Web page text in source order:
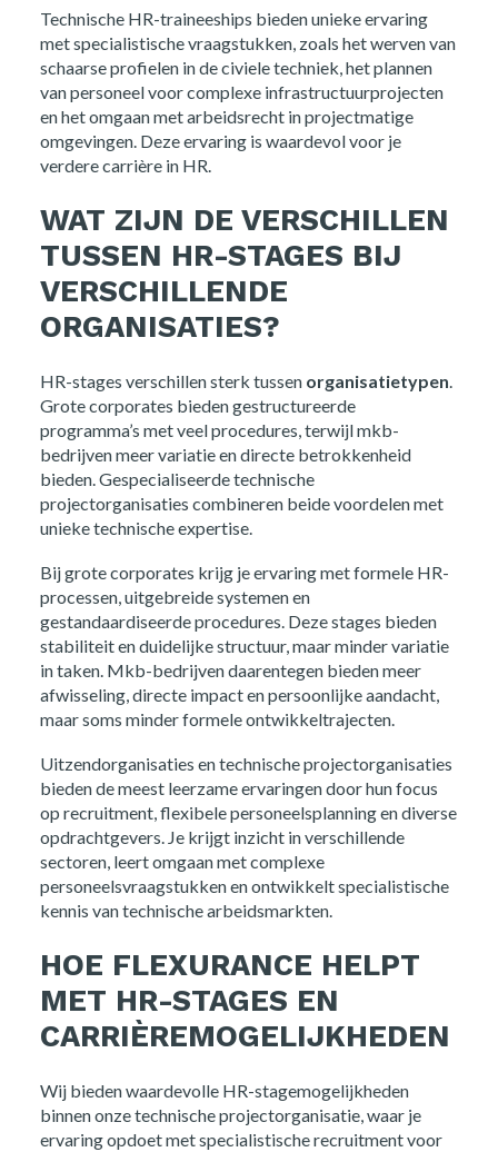
Technische HR-traineeships bieden unieke ervaring
met specialistische vraagstukken, zoals het werven van
schaarse profielen in de civiele techniek, het plannen
van personeel voor complexe infrastructuurprojecten
en het omgaan met arbeidsrecht in projectmatige
omgevingen. Deze ervaring is waardevol voor je
verdere carrière in HR.
WAT ZIJN DE VERSCHILLEN
TUSSEN HR-STAGES BIJ
VERSCHILLENDE
ORGANISATIES?
HR-stages verschillen sterk tussen organisatietypen.
Grote corporates bieden gestructureerde
programma’s met veel procedures, terwijl mkb-
bedrijven meer variatie en directe betrokkenheid
bieden. Gespecialiseerde technische
projectorganisaties combineren beide voordelen met
unieke technische expertise.
Bij grote corporates krijg je ervaring met formele HR-
processen, uitgebreide systemen en
gestandaardiseerde procedures. Deze stages bieden
stabiliteit en duidelijke structuur, maar minder variatie
in taken. Mkb-bedrijven daarentegen bieden meer
afwisseling, directe impact en persoonlijke aandacht,
maar soms minder formele ontwikkeltrajecten.
Uitzendorganisaties en technische projectorganisaties
bieden de meest leerzame ervaringen door hun focus
op recruitment, flexibele personeelsplanning en diverse
opdrachtgevers. Je krijgt inzicht in verschillende
sectoren, leert omgaan met complexe
personeelsvraagstukken en ontwikkelt specialistische
kennis van technische arbeidsmarkten.
HOE FLEXURANCE HELPT
MET HR-STAGES EN
CARRIÈREMOGELIJKHEDEN
Wij bieden waardevolle HR-stagemogelijkheden
binnen onze technische projectorganisatie, waar je
ervaring opdoet met specialistische recruitment voor